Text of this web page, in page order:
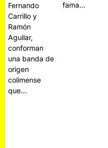
Fernando
Carrillo y
Ramón
Aguilar,
conforman
una banda de
origen
colimense
que…
fama…